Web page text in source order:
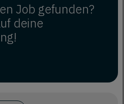
Job gefunden?
deine